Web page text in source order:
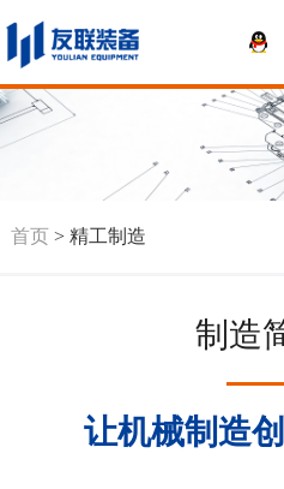
首页> 精工制造
制造
让机械制造